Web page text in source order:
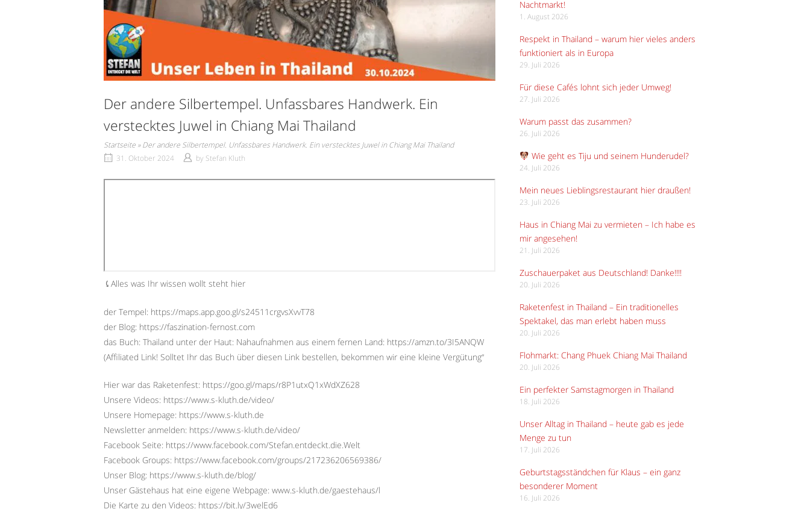
Der andere Silbertempel. Unfassbares Handwerk. Ein
verstecktes Juwel in Chiang Mai Thailand
Startseite »Der andere Silbertempel. Unfassbares Handwerk. Ein verstecktes Juwel in Chiang Mai Thailand
31. Oktober 2024
by Stefan Kluth
⤹Alles was Ihr wissen wollt steht hier
der Tempel: https://maps.app.goo.gl/s24511crgvsXvvT78
der Blog: https://faszination-fernost.com
das Buch: Thailand unter der Haut: Nahaufnahmen aus einem fernen Land: https://amzn.to/3I5ANQW
(Affiliated Link! Solltet Ihr das Buch über diesen Link bestellen, bekommen wir eine kleine Vergütung“
Hier war das Raketenfest: https://goo.gl/maps/r8P1utxQ1xWdXZ628
Unsere Videos: https://www.s-kluth.de/video/
Unsere Homepage: https://www.s-kluth.de
Newsletter anmelden: https://www.s-kluth.de/video/
Facebook Seite: https://www.facebook.com/Stefan.entdeckt.die.Welt
Facebook Groups: https://www.facebook.com/groups/217236206569386/
Unser Blog: https://www.s-kluth.de/blog/
Unser Gästehaus hat eine eigene Webpage: www.s-kluth.de/gaestehaus/l
Die Karte zu den Videos: https://bit.ly/3welEd6
Nachtmarkt!
1. August 2026
Respekt in Thailand – warum hier vieles anders
funktioniert als in Europa
29. Juli 2026
Für diese Cafés lohnt sich jeder Umweg!
27. Juli 2026
Warum passt das zusammen?
26. Juli 2026
Wie geht es Tiju und seinem Hunderudel?
24. Juli 2026
Mein neues Lieblingsrestaurant hier draußen!
23. Juli 2026
Haus in Chiang Mai zu vermieten – Ich habe es
mir angesehen!
21. Juli 2026
Zuschauerpaket aus Deutschland! Danke!!!!
20. Juli 2026
Raketenfest in Thailand – Ein traditionelles
Spektakel, das man erlebt haben muss
20. Juli 2026
Flohmarkt: Chang Phuek Chiang Mai Thailand
20. Juli 2026
Ein perfekter Samstagmorgen in Thailand
18. Juli 2026
Unser Alltag in Thailand – heute gab es jede
Menge zu tun
17. Juli 2026
Geburtstagsständchen für Klaus – ein ganz
besonderer Moment
16. Juli 2026